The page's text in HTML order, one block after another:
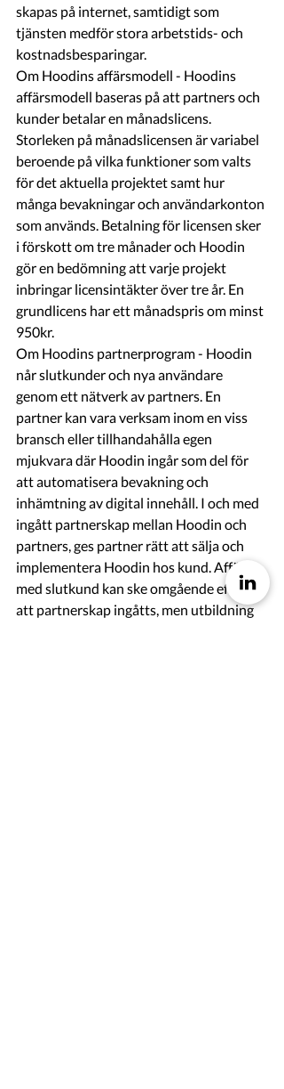
skapas på internet, samtidigt som
tjänsten medför stora arbetstids- och
kostnadsbesparingar.
Om Hoodins affärsmodell - Hoodins
affärsmodell baseras på att partners och
kunder betalar en månadslicens.
Storleken på månadslicensen är variabel
beroende på vilka funktioner som valts
för det aktuella projektet samt hur
många bevakningar och användarkonton
som används. Betalning för licensen sker
i förskott om tre månader och Hoodin
gör en bedömning att varje projekt
inbringar licensintäkter över tre år. En
grundlicens har ett månadspris om minst
950kr.
Om Hoodins partnerprogram - Hoodin
når slutkunder och nya användare
genom ett nätverk av partners. En
partner kan vara verksam inom en viss
bransch eller tillhandahålla egen
mjukvara där Hoodin ingår som del för
att automatisera bevakning och
inhämtning av digital innehåll. I och med
ingått partnerskap mellan Hoodin och
partners, ges partner rätt att sälja och
implementera Hoodin hos kund. Affärer
med slutkund kan ske omgående efter
att partnerskap ingåtts, men utbildning